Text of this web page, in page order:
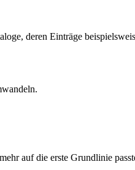
deren Einträge
auf die erste Grundlinie